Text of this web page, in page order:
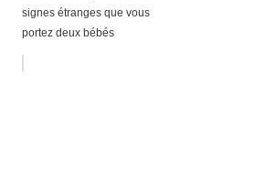
signes étranges que vous
portez deux bébés